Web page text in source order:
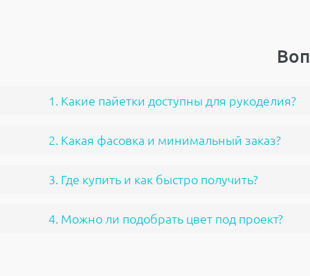
1. Какие пайетки доступны для рукоделия?
2. Какая фасовка и минимальный заказ?
3. Где купить и как быстро получить?
4. Можно ли подобрать цвет под проект?